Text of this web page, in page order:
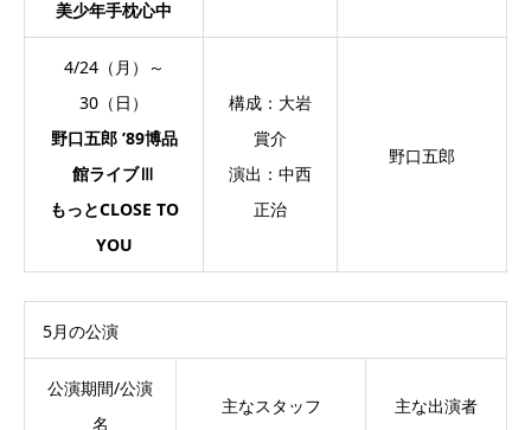
美少年手枕心中
4/24（月）～
30（日）
野口五郎 ’89博品
館ライブⅢ
もっとCLOSE TO
YOU
構成：大岩
賞介
演出：中西
正治
野口五郎
5月の公演
公演期間/公演
名
主なスタッフ 主な出演者